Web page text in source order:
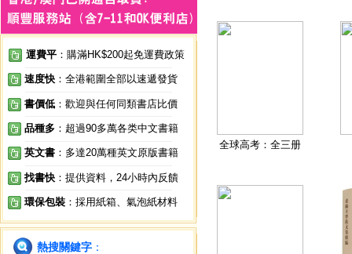
運費平 ：購滿HK$200起免運費政策
速度快 ：全港範圍全部以速遞發貨
書價低 ：歡迎與任何同類書店比價
品種多 ：超過90多萬各类中文書籍
英文書 ：多達20萬種英文原版書籍
找書快 ：提供資料，24小時內反饋
環保包裝 ：採用紙箱、氣泡紙材料
熱搜關鍵字 ：
全球高考：全三册